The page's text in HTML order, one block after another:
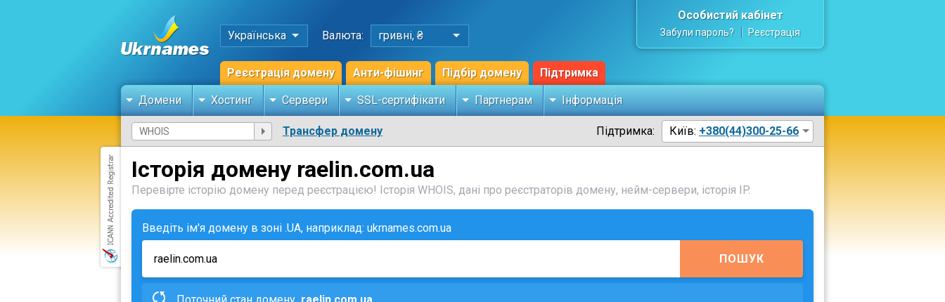
Українська Валюта: гривні, ₴
Реєстрація домену Анти-фішинг Підбір домену Підтримка
Особистий кабінет
Забули пароль? Реєстрація
Домени Хостинг Сервери SSL-сертифікати Партнерам Інформація
Трансфер домену Підтримка: Київ: +380(44)300-25-66
Історія домену raelin.com.ua
Перевірте історію домену перед реєстрацією! Історія WHOIS, дані про реєстраторів домену, нейм-сервери, історія IP.
Введіть ім'я домену в зоні .UA, наприклад: ukrnames.com.ua
ПОШУК